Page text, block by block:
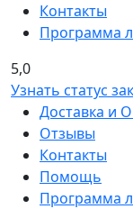
Контакты
Программа
5,0
Узнать статус
Доставка и
Отзывы
Контакты
Помощь
Программа